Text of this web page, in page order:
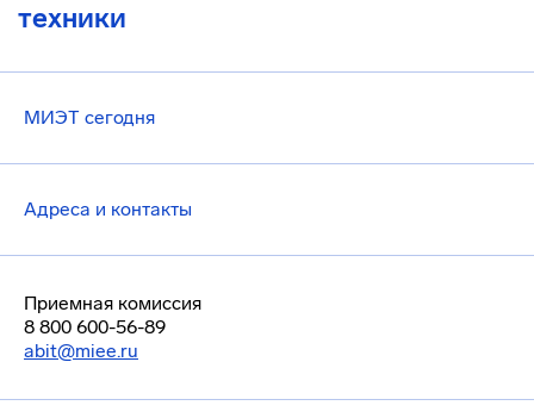
техники
МИЭТ сегодня
Адреса и контакты
Приемная комиссия
8 800 600-56-89
abit@miee.ru